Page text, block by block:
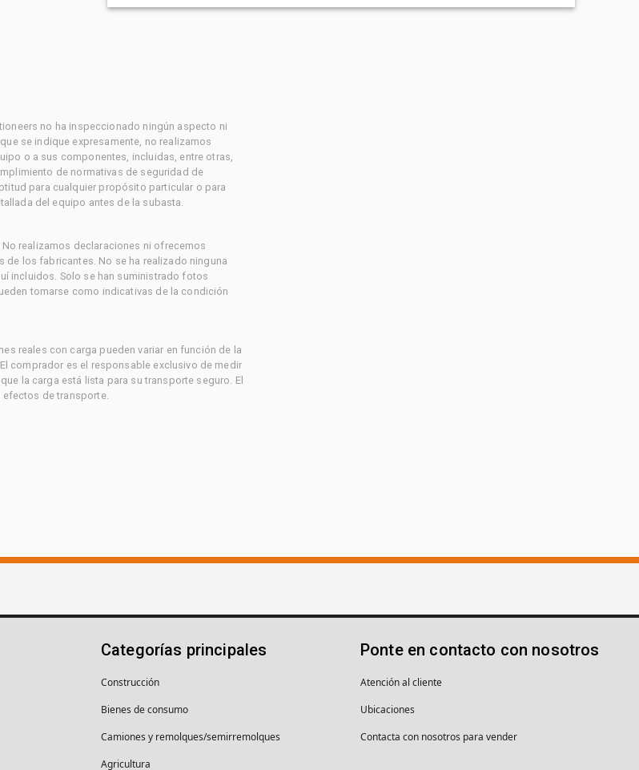
no ha inspeccionado ningún aspecto ni
se indique expresamente, no realizamos
o a sus componentes, incluidas, entre otras,
de normativas de seguridad de
para cualquier propósito particular o para
del equipo antes de la subasta.
realizamos declaraciones ni ofrecemos
los fabricantes. No se ha realizado ninguna
incluidos. Solo se han suministrado fotos
tomarse como indicativas de la condición
reales con carga pueden variar en función de la
comprador es el responsable exclusivo de medir
la carga está lista para su transporte seguro. El
de transporte.
Categorías principales
Construcción
Bienes de consumo
Camiones y remolques/semirremolques
Agricultura
Ponte en contacto con nosotros
Atención al cliente
Ubicaciones
Contacta con nosotros para vender